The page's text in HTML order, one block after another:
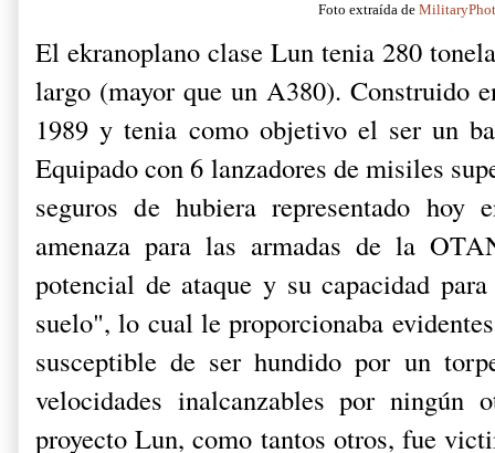
Foto extraída de
El ekranoplano clase Lun tenia 280
largo (mayor que un A380). Construido
1989 y tenia como objetivo el ser un
Equipado con 6 lanzadores de misiles
seguros de hubiera representado
amenaza para las armadas de la
potencial de ataque y su capacidad
suelo", lo cual le proporcionaba
susceptible de ser hundido por un
velocidades inalcanzables por ningún
proyecto Lun, como tantos otros, fue